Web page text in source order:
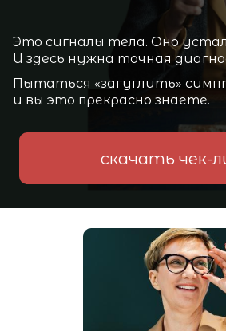
Это сигналы тела.
И здесь нужна точная
Пытаться «загуглить»
и вы это прекрасно знаете.
скачать чек-